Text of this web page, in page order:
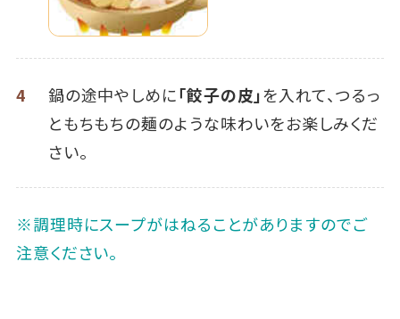
4 鍋の途中やしめに「餃子の皮」を入れて、つるっ
ともちもちの麺のような味わいをお楽しみくだ
さい。
※調理時にスープがはねることがありますのでご
注意ください。